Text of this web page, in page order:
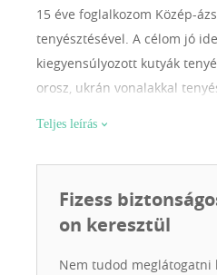
15 éve foglalkozom Közép-
tenyésztésével. A célom jó
kiegyensúlyozott kutyák
orosz, ukrán vonalakkal
Teljes leírás
Fizess
on keresztül
Nem tudod meglátogatni